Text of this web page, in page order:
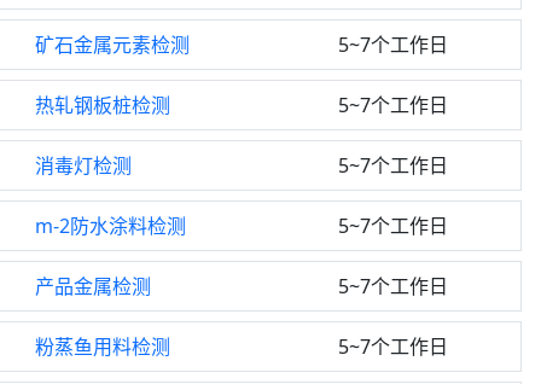
矿石金属元素检测 5~7个工作日
热轧钢板桩检测 5~7个工作日
消毒灯检测 5~7个工作日
m-2防水涂料检测 5~7个工作日
产品金属检测 5~7个工作日
粉蒸鱼用料检测 5~7个工作日